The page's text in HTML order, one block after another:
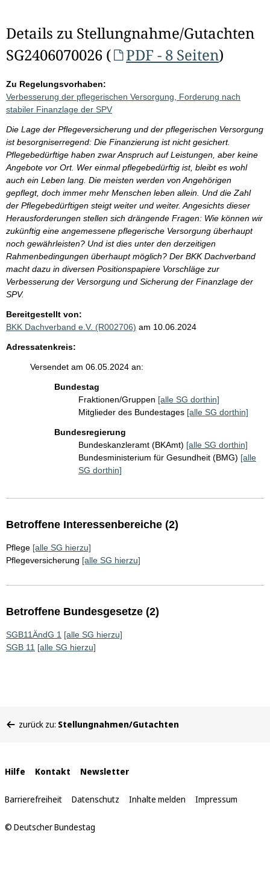
Details zu Stellungnahme/Gutachten
SG2406070026 (
PDF - 8 Seiten)
Zu Regelungsvorhaben:
Verbesserung der pflegerischen Versorgung, Forderung nach
stabiler Finanzlage der SPV
Die Lage der Pflegeversicherung und der pflegerischen Versorgung
ist besorgniserregend: Die Finanzierung ist nicht gesichert.
Pflegebedürftige haben zwar Anspruch auf Leistungen, aber keine
Angebote vor Ort. Wer einmal pflegebedürftig ist, bleibt es wohl
auch ein Leben lang. Die meisten werden von Angehörigen
gepflegt, doch immer mehr Menschen leben allein. Und die Zahl
der Pflegebedürftigen steigt weiter und weiter. Angesichts dieser
Herausforderungen stellen sich drängende Fragen: Wie können wir
zukünftig eine angemessene pflegerische Versorgung überhaupt
noch gewährleisten? Und ist dies unter den derzeitigen
Rahmenbedingungen überhaupt möglich? Der BKK Dachverband
macht dazu in diversen Positionspapiere Vorschläge zur
Verbesserung der Versorgung und Sicherung der Finanzlage der
SPV.
Bereitgestellt von:
BKK Dachverband e.V. (R002706) am 10.06.2024
Adressatenkreis:
Versendet am 06.05.2024 an:
Bundestag
Fraktionen/Gruppen [alle SG dorthin]
Mitglieder des Bundestages [alle SG dorthin]
Bundesregierung
Bundeskanzleramt (BKAmt) [alle SG dorthin]
Bundesministerium für Gesundheit (BMG) [alle
SG dorthin]
Betroffene Interessenbereiche (2)
Pflege [alle SG hierzu]
Pflegeversicherung [alle SG hierzu]
Betroffene Bundesgesetze (2)
SGB11ÄndG 1 [alle SG hierzu]
SGB 11 [alle SG hierzu]
befinden
zurück zu: Stellungnahmen/Gutachten
Interne
Links
Hilfe Kontakt Newsletter
Barrierefreiheit Datenschutz Inhalte melden Impressum
© Deutscher Bundestag